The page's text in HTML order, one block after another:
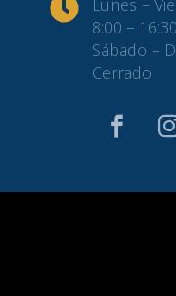

8:00 – 16:30
Sábado –
Cerrado